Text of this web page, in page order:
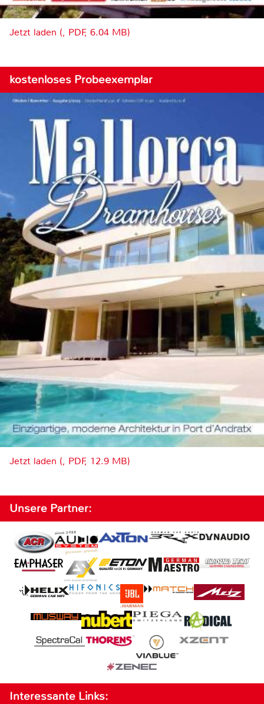
Jetzt laden (, PDF, 6.04 MB)
kostenloses Probeexemplar
Jetzt laden (, PDF, 12.9 MB)
Unsere Partner:
Interessante Links: